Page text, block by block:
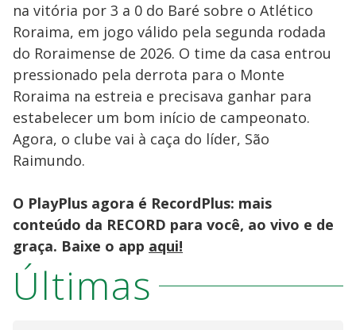
na vitória por 3 a 0 do Baré sobre o Atlético
Roraima, em jogo válido pela segunda rodada
do Roraimense de 2026. O time da casa entrou
pressionado pela derrota para o Monte
Roraima na estreia e precisava ganhar para
estabelecer um bom início de campeonato.
Agora, o clube vai à caça do líder, São
Raimundo.
O PlayPlus agora é RecordPlus: mais
conteúdo da RECORD para você, ao vivo e de
graça. Baixe o app aqui!
Últimas